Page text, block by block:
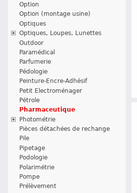
Option
Option (montage usine)
Optiques
Optiques, Loupes, Lunettes
Outdoor
Paramédical
Parfumerie
Pédologie
Peinture-Encre-Adhésif
Petit Electroménager
Pétrole
Pharmaceutique
Photométrie
Pièces détachées de rechange
Pile
Pipetage
Podologie
Polarimétrie
Pompe
Prélèvement